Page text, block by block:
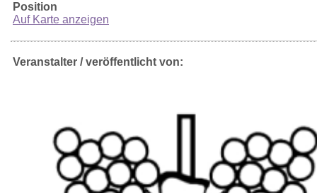
Position
Auf Karte anzeigen
Veranstalter / veröffentlicht von: